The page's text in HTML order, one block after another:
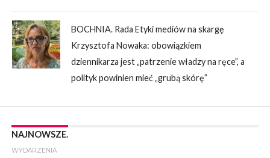
BOCHNIA. Rada Etyki mediów na skargę
Krzysztofa Nowaka: obowiązkiem
dziennikarza jest „patrzenie władzy na ręce”, a
polityk powinien mieć „grubą skórę”
NAJNOWSZE.
WYDARZENIA